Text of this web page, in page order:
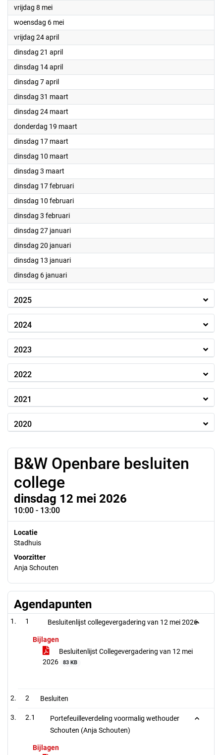
vrijdag 8 mei2026
woensdag 6 mei2026
vrijdag 24 april2026
dinsdag 21 april2026
dinsdag 14 april2026
dinsdag 7 april2026
dinsdag 31 maart
dinsdag 24 maart
donderdag 19 maart
dinsdag 17 maart
dinsdag 10 maart
dinsdag 3 maart
dinsdag 17 februari2026
dinsdag 10 februari2026
dinsdag 3 februari2026
dinsdag 27 januari2026
dinsdag 20 januari2026
dinsdag 13 januari2026
dinsdag 6 januari2026
2025
2024
2023
2022
2021
2020
B&W Openbare besluiten
college
dinsdag 12 mei 2026
10:00 - 13:00
Locatie
Stadhuis
Voorzitter
Anja Schouten
Agendapunten
1 Besluitenlijst collegevergadering van 12 mei 2026
Bijlagen
Besluitenlijst Collegevergadering van 12 mei
2026
83 KB
2 Besluiten
2.1
Portefeuilleverdeling voormalig wethouder
Schouten (Anja Schouten)
Bijlagen